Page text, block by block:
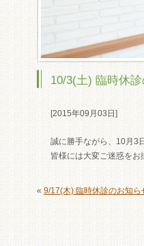
10/3(土) 臨時休
[2015年09月03日]
誠に勝手ながら、10月3
皆様には大変ご迷惑を
« 9/17(木) 臨時休診のお知ら